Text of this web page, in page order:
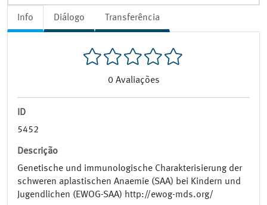
Info Diálogo Transferência
0 Avaliações
ID
5452
Descrição
Genetische und immunologische Charakterisierung der
schweren aplastischen Anaemie (SAA) bei Kindern und
Jugendlichen (EWOG-SAA) http://ewog-mds.org/